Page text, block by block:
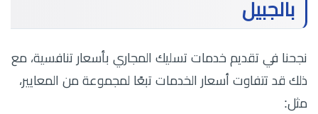
بالجبيل
نجحنا في تقديم خدمات تسليك المجاري بأسعار تنافسية، مع
ذلك قد تتفاوت أسعار الخدمات تبعًا لمجموعة من المعايير،
مثل: